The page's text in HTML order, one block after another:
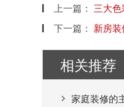
上一篇： 三大
下一篇： 新房
相关推荐
家庭装修的